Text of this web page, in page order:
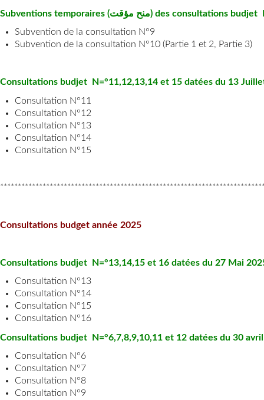
Subventions temporaires (منح مؤقت) des consultations budjet
Subvention de la consultation N°9
Subvention de la consultation N°10 (Partie 1 et 2, Partie 3)
Consultations budjet N=°11,12,13,14 et 15 datées du 13
Consultation N°11
Consultation N°12
Consultation N°13
Consultation N°14
Consultation N°15
Consultations budget année 2025
Consultations budjet N=°13,14,15 et 16 datées du 27 Mai
Consultation N°13
Consultation N°14
Consultation N°15
Consultation N°16
Consultations budjet N=°6,7,8,9,10,11 et 12 datées du 30
Consultation N°6
Consultation N°7
Consultation N°8
Consultation N°9